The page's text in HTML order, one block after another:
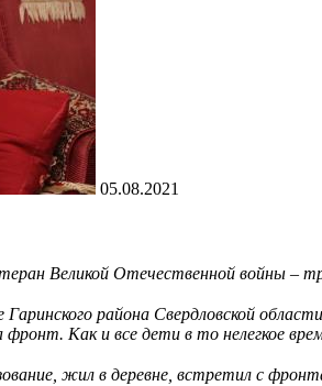
05.08.2021
Великой Отечественной войны
района Свердловской
Как и все дети в то нелегкое
жил в деревне, встретил с